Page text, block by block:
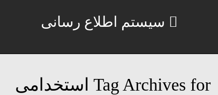
سیستم اطلاع رسانی
Tag Archives for استخدامی